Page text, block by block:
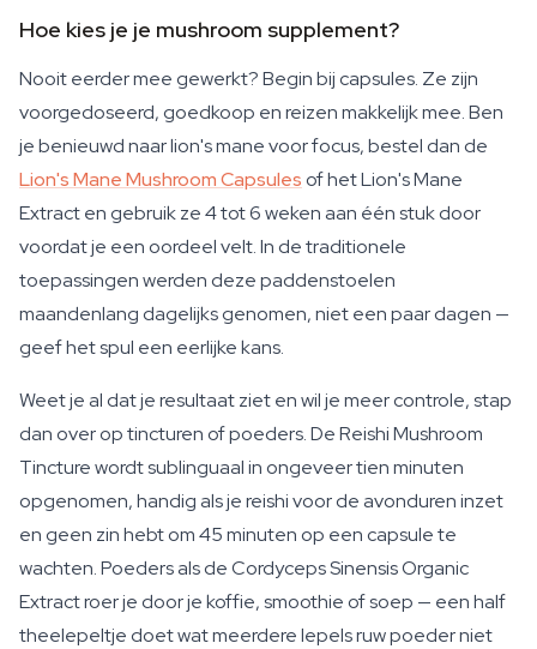
Hoe kies je je mushroom supplement?
Nooit eerder mee gewerkt? Begin bij capsules. Ze zijn
voorgedoseerd, goedkoop en reizen makkelijk mee. Ben
je benieuwd naar lion's mane voor focus, bestel dan de
Lion's Mane Mushroom Capsules of het Lion's Mane
Extract en gebruik ze 4 tot 6 weken aan één stuk door
voordat je een oordeel velt. In de traditionele
toepassingen werden deze paddenstoelen
maandenlang dagelijks genomen, niet een paar dagen —
geef het spul een eerlijke kans.
Weet je al dat je resultaat ziet en wil je meer controle, stap
dan over op tincturen of poeders. De Reishi Mushroom
Tincture wordt sublinguaal in ongeveer tien minuten
opgenomen, handig als je reishi voor de avonduren inzet
en geen zin hebt om 45 minuten op een capsule te
wachten. Poeders als de Cordyceps Sinensis Organic
Extract roer je door je koffie, smoothie of soep — een half
theelepeltje doet wat meerdere lepels ruw poeder niet